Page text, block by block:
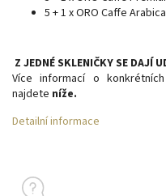
5 + 1 x ORO Caffe
Z JEDNÉ SKLENIČKY SE DAJÍ
Více informací o konkrétních
najdete níže.
Detailní informace